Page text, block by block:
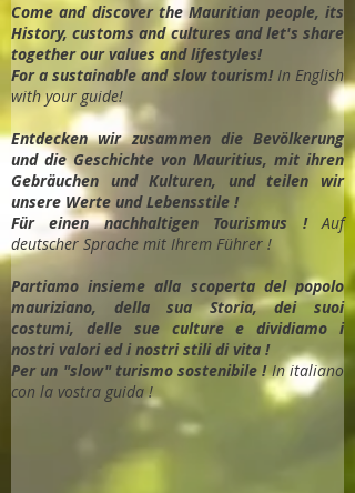
Come and discover the Mauritian people, its
History, customs and cultures and let's share
together our values and lifestyles!
For a sustainable and slow tourism! In English
with your guide!
Entdecken wir zusammen die Bevölkerung
und die Geschichte von Mauritius, mit ihren
Gebräuchen und Kulturen, und teilen wir
unsere Werte und Lebensstile !
Für einen nachhaltigen Tourismus !Auf
deutscher Sprache mit Ihrem Führer !
Partiamo insieme alla scoperta del popolo
mauriziano, della sua Storia, dei suoi
costumi, delle sue culture e dividiamo i
nostri valori ed i nostri stili di vita !
Per un "slow" turismo sostenibile !In italiano
con la vostra guida !